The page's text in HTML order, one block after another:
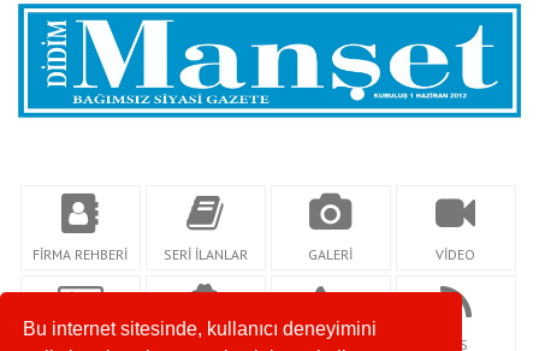
Bu internet sitesinde, kullanıcı deneyimini
FİRMA REHBERİ SERİ İLANLAR GALERİ VİDEO
İLETİŞİM RSS